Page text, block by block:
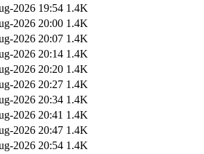
2026 19:54 1.4K
2026 20:00 1.4K
2026 20:07 1.4K
2026 20:14 1.4K
2026 20:20 1.4K
2026 20:27 1.4K
2026 20:34 1.4K
2026 20:41 1.4K
2026 20:47 1.4K
2026 20:54 1.4K